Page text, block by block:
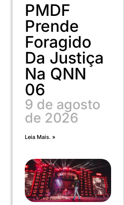
PMDF
Prende
Foragido
Da Justiça
Na QNN
06
9 de agosto
de 2026
Leia Mais. »